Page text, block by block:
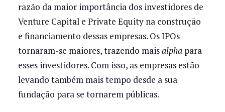
razão da maior importância dos investidores de
Venture Capital e Private Equity na construção
e financiamento dessas empresas. Os IPOs
tornaram-se maiores, trazendo maisalphapara
esses investidores. Com isso, as empresas estão
levando também mais tempo desde a sua
fundação para se tornarem públicas.